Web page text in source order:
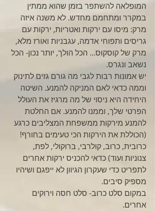
המופלאה להשתפר בזמן שהוא ממתין
במקרר ומתחמם מחדש. לא משנה איזה
מרק: מיסו עם ירקות ואטריות, ירקות עם
גריסים ותפוחי אדמה, עגבניות ואורז מלא,
מרק של קוסקוס... הכל הולך, יותר נכון- הכל
נשאב ונגרס.
יש אמונות רבות לגבי מה גורם גזים לתינוק
וממה כדאי לאם המניקה להמנע. השיטה
היחידה היא ניסוי של מה מרגיז את העולל
הפרטי שלך, וממנו להמנע. אם החלטת
להמנע מירקות ממשפחת המצליבים כרגע
(הכוללת את הירקות הכי טעימים בחורף!
כרובית, כרוב, קולרבי, ברוקולי, לפת,
צנוניות ועוד) כדאי להכניס ירקות אחרים
לתפריט כדי שעקרון הגיוון לא ייפגם ושיהיו
מספיק סיבים.
במקום סלט כרוב- סלט חסה וירוקים
אחרים.